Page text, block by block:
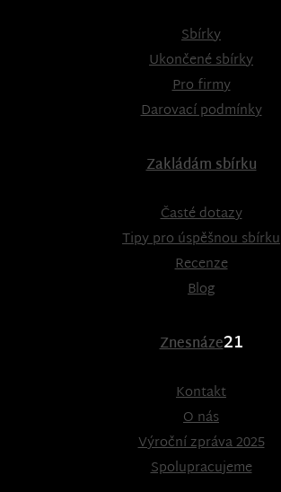
Sbírky
Ukončené sbírky
Pro firmy
Darovací podmínky
Zakládám sbírku
Časté dotazy
Tipy pro úspěšnou sbírku
Recenze
Blog
Znesnáze21
Kontakt
O nás
Výroční zpráva 2025
Spolupracujeme